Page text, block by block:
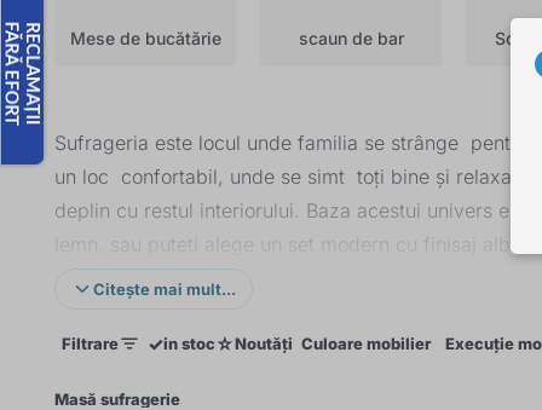
Mese de bucătărie scaun de bar
Sufrageria este locul unde familia se strânge
un loc confortabil, unde se simt toți bine și relaxat.
deplin cu restul interiorului. Baza acestui univers
lemn, sau puteți alege un set modern cu finisaj alb
materialul de bază este lemnul de înaltă calitate,
Citește mai mult...
Filtrare ✓in stoc☆Noutăți Culoare mobilier Execuție
Masă sufragerie